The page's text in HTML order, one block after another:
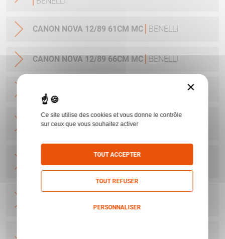
CANON NOVA 12/89 61CM MC BENELLI
CANON NOVA 12/89 66CM MC BENELLI
NOVA 12/89 SYN 61 MC CYL/1/2/FULL CAT B
BENELLI
NOVA 12/89 SYN 66 MC CYL/1/2/FULL CAT B
BENELLI
NOVA 12/89 SYN 71 MC CYL/1/2/FULL CAT B
×
Ce site utilise des cookies et vous donne le contrôle
sur ceux que vous souhaitez activer
TOUT ACCEPTER
TOUT REFUSER
PERSONNALISER